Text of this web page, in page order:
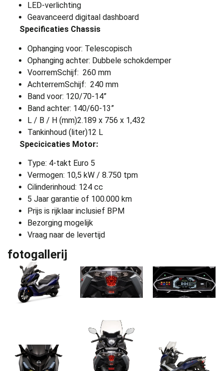
LED-verlichting
Geavanceerd digitaal dashboard
Specificaties Chassis
Ophanging voor: Telescopisch
Ophanging achter: Dubbele schokdemper
VoorremSchijf: 260 mm
AchterremSchijf: 240 mm
Band voor: 120/70-14”
Band achter: 140/60-13”
L / B / H (mm)2.189 x 756 x 1,432
Tankinhoud (liter)12 L
Specicicaties Motor:
Type: 4-takt Euro 5
Vermogen: 10,5 kW / 8.750 tpm
Cilinderinhoud: 124 cc
5 Jaar garantie of 100.000 km
Prijs is rijklaar inclusief BPM
Bezorging mogelijk
Vraag naar de levertijd
fotogallerij